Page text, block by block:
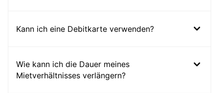
Kann ich eine Debitkarte verwenden?
Wie kann ich die Dauer meines
Mietverhältnisses verlängern?